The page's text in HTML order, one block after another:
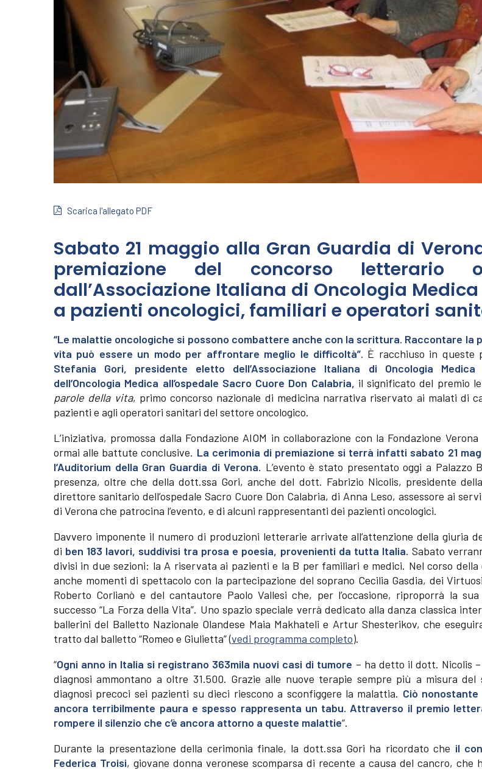
Scarica l'allegato PDF
Sabato 21 maggio alla Gran Guardia di
premiazione del concorso letterario
dall’Associazione Italiana di Oncologia
a pazienti oncologici, familiari e operatori
“Le malattie oncologiche si possono combattere anche con la scrittura. Raccontare la
vita può essere un modo per affrontare meglio le difficoltà”. È racchiuso in queste
Stefania Gori, presidente eletto dell’Associazione Italiana di Oncologia Medica
dell’Oncologia Medica all’ospedale Sacro Cuore Don Calabria, il significato del premio
parole della vita, primo concorso nazionale di medicina narrativa riservato ai malati di
pazienti e agli operatori sanitari del settore oncologico.
L’iniziativa, promossa dalla Fondazione AIOM in collaborazione con la Fondazione
ormai alle battute conclusive. La cerimonia di premiazione si terrà infatti sabato 21
l’Auditorium della Gran Guardia di Verona. L’evento è stato presentato oggi a Palazzo
presenza, oltre che della dott.ssa Gori, anche del dott. Fabrizio Nicolis, presidente
direttore sanitario dell’ospedale Sacro Cuore Don Calabria, di Anna Leso, assessore ai
di Verona che patrocina l’evento, e di alcuni rappresentanti dei pazienti oncologici.
Davvero imponente il numero di produzioni letterarie arrivate all’attenzione della giuria
di ben 183 lavori, suddivisi tra prosa e poesia, provenienti da tutta Italia. Sabato
divisi in due sezioni: la A riservata ai pazienti e la B per familiari e medici. Nel corso della
anche momenti di spettacolo con la partecipazione del soprano Cecilia Gasdia, dei
Roberto Corlianò e del cantautore Paolo Vallesi che, per l’occasione, riproporrà la
successo “La Forza della Vita”. Uno spazio speciale verrà dedicato alla danza classica
ballerini del Balletto Nazionale Olandese Maia Makhateli e Artur Shesterikov, che
tratto dal balletto “Romeo e Giulietta” (vedi programma completo).
“Ogni anno in Italia si registrano 363mila nuovi casi di tumore – ha detto il dott. Nicolis
diagnosi ammontano a oltre 31.500. Grazie alle nuove terapie sempre più a misura del
diagnosi precoci sei pazienti su dieci riescono a sconfiggere la malattia. Ciò
ancora terribilmente paura e spesso rappresenta un tabu. Attraverso il premio
rompere il silenzio che c’è ancora attorno a queste malattie“.
Durante la presentazione della cerimonia finale, la dott.ssa Gori ha ricordato che il
Federica Troisi, giovane donna veronese scomparsa di recente a causa del cancro, che